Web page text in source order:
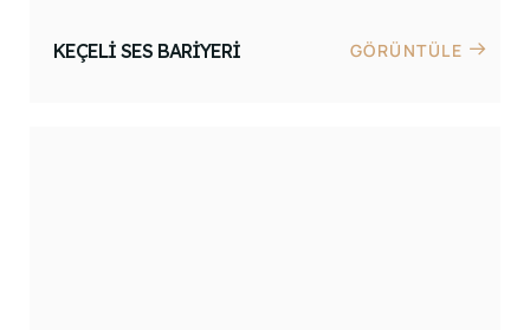
KEÇELI SES BARIYERI GÖRÜNTÜLE